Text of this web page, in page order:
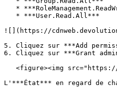
![](https://
5. Cliquez sur ***Add
6. Cliquez sur ***Grant
L'***État*** en regard de